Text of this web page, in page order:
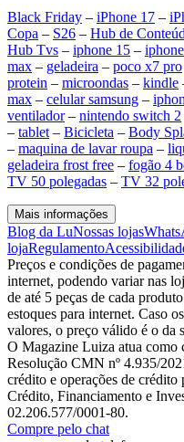
Black Friday – iPhone 17 –
Copa – S26 – Hub de
Hub Tvs – iphone 15 –
max – geladeira – poco x7 pro
protein – microondas – kindle
max – celular samsung –
ventilador– nintendo switch 2
– tablet – Bicicleta – Body
– maquina de lavar roupa –
geladeira frost free – fogão 4
TV 50 polegadas – TV 32
Mais informações
Blog da LuNossas lojas
lojaRegulamento
Preços e condições de
internet, podendo variar nas
de até 5 peças de cada
estoques para internet. Caso
valores, o preço válido é o da
O Magazine Luiza atua como
Resolução CMN nº 4.935/
crédito e operações de
Crédito, Financiamento e
02.206.577/0001-80.
Compre pelo chat